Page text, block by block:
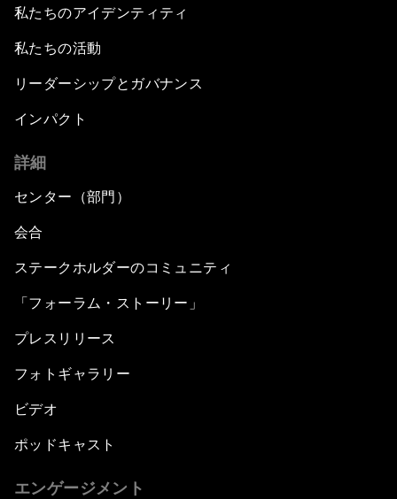
私たちのアイデンティティ
私たちの活動
リーダーシップとガバナンス
インパクト
詳細
センター（部門）
会合
ステークホルダーのコミュニティ
「フォーラム・ストーリー」
プレスリリース
フォトギャラリー
ビデオ
ポッドキャスト
エンゲージメント